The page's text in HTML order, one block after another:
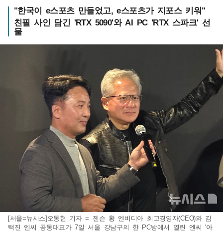
"한국이 e스포츠 만들었고, e스포츠가 지포스 키워"
친필 사인 담긴 'RTX 5090'와 AI PC 'RTX 스파크' 선
물
[서울=뉴시스]오동현 기자 = 젠슨 황 엔비디아 최고경영자(CEO)와 김
택진 엔씨 공동대표가 7일 서울 강남구의 한 PC방에서 열린 엔씨 '아